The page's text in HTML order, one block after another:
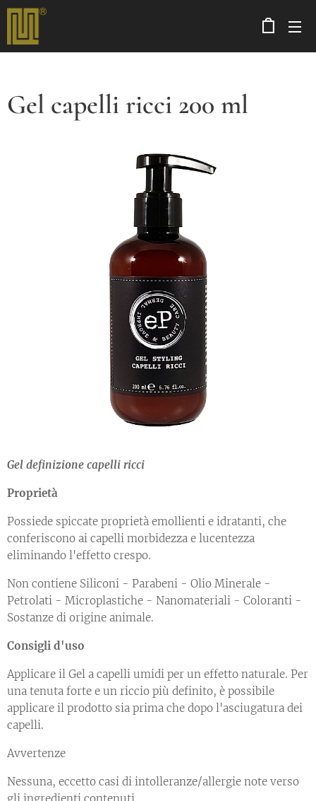
Gel capelli ricci 200 ml
Gel definizione capelli ricci
Proprietà
Possiede spiccate proprietà emollienti e idratanti, che
conferiscono ai capelli morbidezza e lucentezza
eliminando l'effetto crespo.
Non contiene Siliconi - Parabeni - Olio Minerale -
Petrolati - Microplastiche - Nanomateriali - Coloranti -
Sostanze di origine animale.
Consigli d'uso
Applicare il Gel a capelli umidi per un effetto naturale. Per
una tenuta forte e un riccio più definito, è possibile
applicare il prodotto sia prima che dopo l'asciugatura dei
capelli.
Avvertenze
Nessuna, eccetto casi di intolleranze/allergie note verso